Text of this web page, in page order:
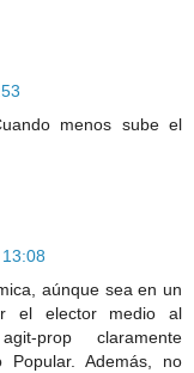
menos sube el
aúnque sea en un
el elector medio al
prop claramente
Popular. Además, no